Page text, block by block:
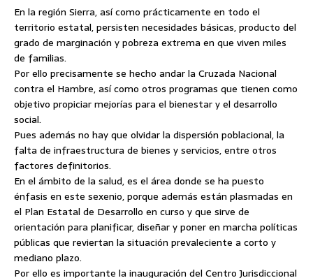
En la región Sierra, así como prácticamente en todo el
territorio estatal, persisten necesidades básicas, producto del
grado de marginación y pobreza extrema en que viven miles
de familias.
Por ello precisamente se hecho andar la Cruzada Nacional
contra el Hambre, así como otros programas que tienen como
objetivo propiciar mejorías para el bienestar y el desarrollo
social.
Pues además no hay que olvidar la dispersión poblacional, la
falta de infraestructura de bienes y servicios, entre otros
factores definitorios.
En el ámbito de la salud, es el área donde se ha puesto
énfasis en este sexenio, porque además están plasmadas en
el Plan Estatal de Desarrollo en curso y que sirve de
orientación para planificar, diseñar y poner en marcha políticas
públicas que reviertan la situación prevaleciente a corto y
mediano plazo.
Por ello es importante la inauguración del Centro Jurisdiccional